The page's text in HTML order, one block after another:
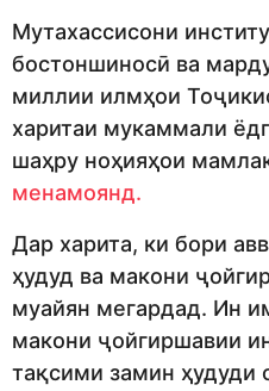
Мутахассисони
бостоншиносӣ ва
миллии илмҳои
харитаи мукаммали
шаҳру ноҳияҳои
менамоянд.
Дар харита, ки бори
ҳудуд ва макони
муайян мегардад. Ин
макони ҷойгиршавии
тақсими замин ҳудуди